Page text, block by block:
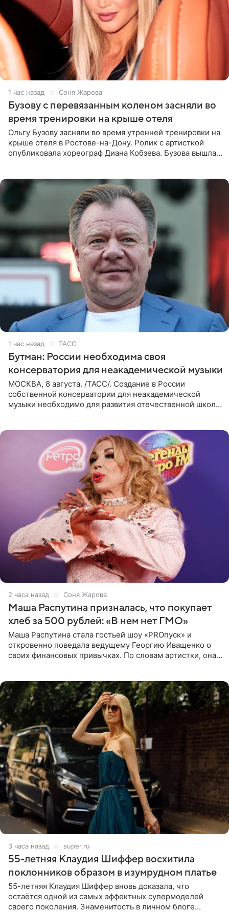
1 час назад Соня Жарова
Бузову с перевязанным коленом засняли во
время тренировки на крыше отеля
Ольгу Бузову засняли во время утренней тренировки на
крыше отеля в Ростове-на-Дону. Ролик с артисткой
опубликовала хореограф Диана Кобзева. Бузова вышла
1 час назад ТАСС
Бутман: России необходима своя
консерватория для неакадемической музыки
МОСКВА, 8 августа. /ТАСС/. Создание в России
собственной консерватории для неакадемической
музыки необходимо для развития отечественной школы
2 часа назад Соня Жарова
Маша Распутина призналась, что покупает
хлеб за 500 рублей: «В нем нет ГМО»
Маша Распутина стала гостьей шоу «PROпуск» и
откровенно поведала ведущему Георгию Иващенко о
своих финансовых привычках. По словам артистки, она
3 часа назад super.ru
55-летняя Клаудия Шиффер восхитила
поклонников образом в изумрудном платье
55-летняя Клаудия Шиффер вновь доказала, что
остаётся одной из самых эффектных супермоделей
своего поколения. Знаменитость в личном блоге